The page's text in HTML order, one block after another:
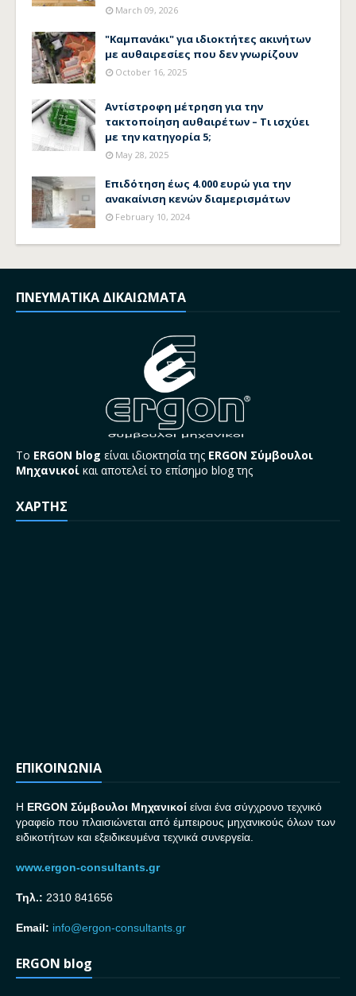
March 09, 2026
"Καμπανάκι" για ιδιοκτήτες ακινήτων
με αυθαιρεσίες που δεν γνωρίζουν
October 16, 2025
Αντίστροφη μέτρηση για την
τακτοποίηση αυθαιρέτων – Τι ισχύει
με την κατηγορία 5;
May 28, 2025
Επιδότηση έως 4.000 ευρώ για την
ανακαίνιση κενών διαμερισμάτων
February 10, 2024
ΠΝΕΥΜΑΤΙΚΑ ΔΙΚΑΙΩΜΑΤΑ
Το ERGON blog είναι ιδιοκτησία της ERGON Σύμβουλοι
Μηχανικοί και αποτελεί το επίσημο blog της
ΧΑΡΤΗΣ
ΕΠΙΚΟΙΝΩΝΙΑ
H ERGON Σύμβουλοι Μηχανικοί είναι ένα σύγχρονο τεχνικό
γραφείο που πλαισιώνεται από έμπειρους μηχανικούς όλων των
ειδικοτήτων και εξειδικευμένα τεχνικά συνεργεία.
www.ergon-consultants.gr
Τηλ.: 2310 841656
Email: info@ergon-consultants.gr
ERGON blog